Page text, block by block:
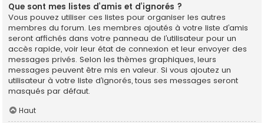
Que sont mes listes d’amis et d’ignorés ?
Vous pouvez utiliser ces listes pour organiser les autres
membres du forum. Les membres ajoutés à votre liste d’amis
seront affichés dans votre panneau de l’utilisateur pour un
accès rapide, voir leur état de connexion et leur envoyer des
messages privés. Selon les thèmes graphiques, leurs
messages peuvent être mis en valeur. Si vous ajoutez un
utilisateur à votre liste d’ignorés, tous ses messages seront
masqués par défaut.
Haut